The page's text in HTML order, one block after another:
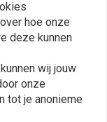
billet gefreesde
life afdichting -
afstelbaar 60
- Demping en veer
hoe onze
deze kunnen
wij jouw
onze
tot je anonieme